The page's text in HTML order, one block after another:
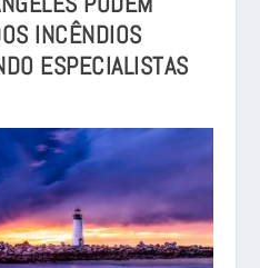
INCÊNDIOS
ESPECIALISTAS